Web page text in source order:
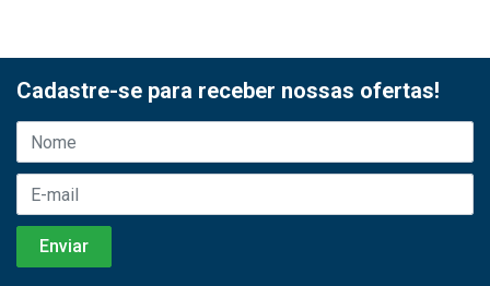
Cadastre-se para receber nossas ofertas!